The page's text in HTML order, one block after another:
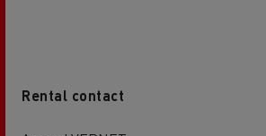
Rental contact